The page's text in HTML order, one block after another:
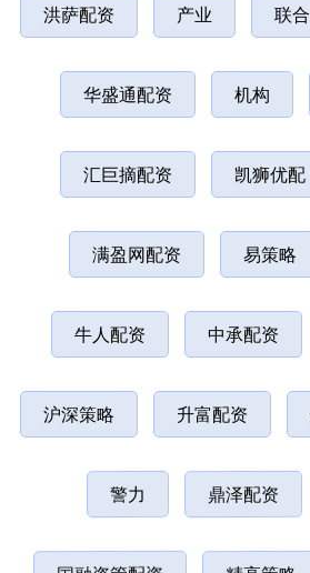
洪萨配资 产业 联
华盛通配资 机构
汇巨摘配资 凯狮优配
满盈网配资 易策略
牛人配资 中承配资
沪深策略 升富配资
警力 鼎泽配资